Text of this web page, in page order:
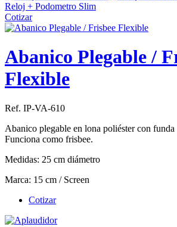
Reloj + Podometro Slim
Cotizar
Abanico Plegable /
Flexible
Ref. IP-VA-610
Abanico plegable en lona poliéster con funda
Funciona como frisbee.
Medidas: 25 cm diámetro
Marca: 15 cm / Screen
Cotizar